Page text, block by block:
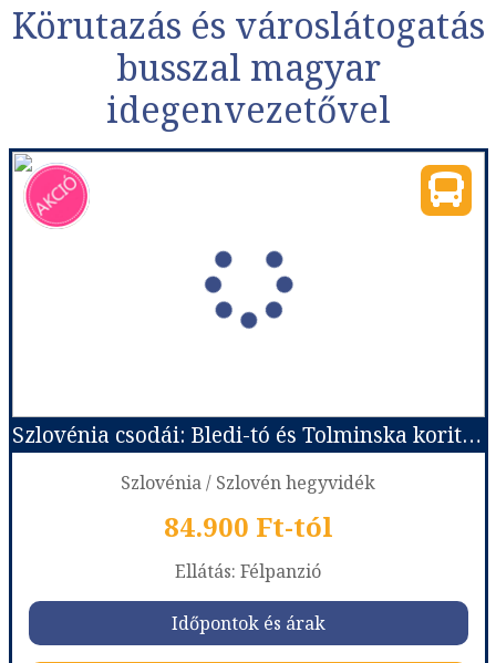
Körutazás és városlátogatás
busszal magyar
idegenvezetővel
Szlovénia csodái: Bledi-tó és Tolminska korita szurdok
Szlovénia / Szlovén hegyvidék
84.900 Ft-tól
Ellátás: Félpanzió
Időpontok és árak